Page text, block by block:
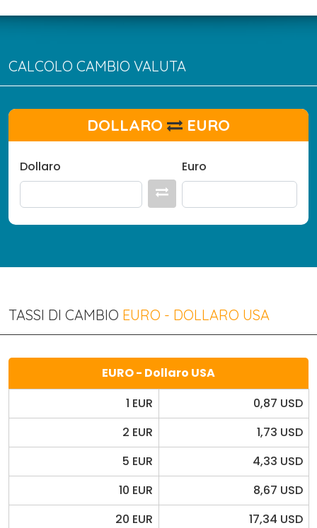
CALCOLO CAMBIO VALUTA
DOLLARO EURO
Dollaro Euro
TASSI DI CAMBIO EURO - DOLLARO USA
EURO - Dollaro USA
1 EUR
0,87 USD
2 EUR
1,73 USD
5 EUR
4,33 USD
10 EUR
8,67 USD
20 EUR
17,34 USD